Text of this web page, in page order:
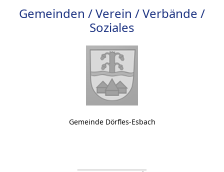
Gemeinden / Verein / Verbände /
Soziales
Gemeinde Dörfles-Esbach